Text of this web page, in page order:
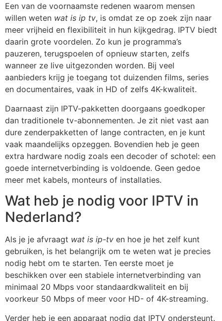
Een van de voornaamste redenen waarom mensen
willen weten wat is ip tv, is omdat ze op zoek zijn naar
meer vrijheid en flexibiliteit in hun kijkgedrag. IPTV biedt
daarin grote voordelen. Zo kun je programma’s
pauzeren, terugspoelen of opnieuw starten, zelfs
wanneer ze live uitgezonden worden. Bij veel
aanbieders krijg je toegang tot duizenden films, series
en documentaires, vaak in HD of zelfs 4K-kwaliteit.
Daarnaast zijn IPTV-pakketten doorgaans goedkoper
dan traditionele tv-abonnementen. Je zit niet vast aan
dure zenderpakketten of lange contracten, en je kunt
vaak maandelijks opzeggen. Bovendien heb je geen
extra hardware nodig zoals een decoder of schotel: een
goede internetverbinding is voldoende. Geen gedoe
meer met kabels, monteurs of installaties.
Wat heb je nodig voor IPTV in
Nederland?
Als je je afvraagt wat is ip-tv en hoe je het zelf kunt
gebruiken, is het belangrijk om te weten wat je precies
nodig hebt om te starten. Ten eerste moet je
beschikken over een stabiele internetverbinding van
minimaal 20 Mbps voor standaardkwaliteit en bij
voorkeur 50 Mbps of meer voor HD- of 4K-streaming.
Verder heb je een apparaat nodig dat IPTV ondersteunt.